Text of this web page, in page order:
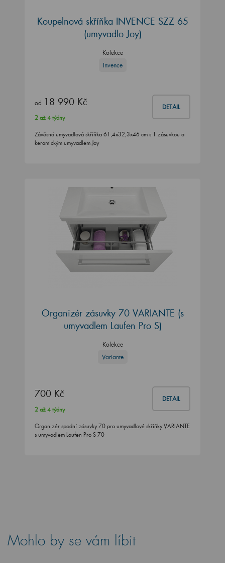
Koupelnová skříňka INVENCE SZZ 65
(umyvadlo Joy)
Kolekce
Invence
od 18 990 Kč DETAIL
2 až 4 týdny
Závěsná umyvadlová skříňka 61,4x32,3x46 cm s 1 zásuvkou a
keramickým umyvadlem Joy
Organizér zásuvky 70 VARIANTE (s
umyvadlem Laufen Pro S)
Kolekce
Variante
700 Kč DETAIL
2 až 4 týdny
Organizér spodní zásuvky 70 pro umyvadlové skříňky VARIANTE
s umyvadlem Laufen Pro S 70
Mohlo by se vám líbit